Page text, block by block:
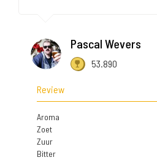
Pascal Wevers
53.890
Review
Aroma
Zoet
Zuur
Bitter